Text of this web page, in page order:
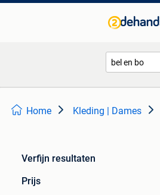
Home Kleding | Dames
Verfijn resultaten
Prijs